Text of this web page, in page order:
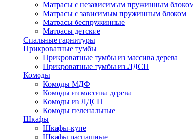
Матрасы с независимым пружинным
Матрасы с зависимым пружинным блоком
Матрасы беспружинные
Матрасы детские
Спальные гарнитуры
Прикроватные тумбы
Прикроватные тумбы из массива дерева
Прикроватные тумбы из ЛДСП
Комоды
Комоды МДФ
Комоды из массива дерева
Комоды из ЛДСП
Комоды пеленальные
Шкафы
Шкафы-купе
Шкафы распашные